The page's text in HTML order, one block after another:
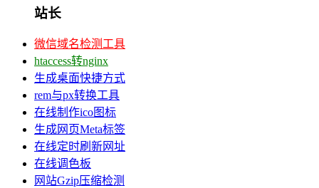
站长
微信域名检测工具
htaccess转nginx
生成桌面快捷方式
rem与px转换工具
在线制作ico图标
生成网页Meta标签
在线定时刷新网址
在线调色板
网站Gzip压缩检测